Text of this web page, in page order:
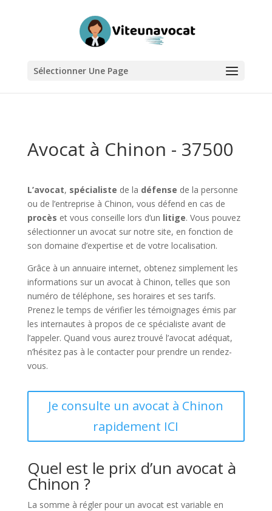
Sélectionner Une Page
Avocat à Chinon - 37500
L’avocat, spécialiste de la défense de la personne
ou de l’entreprise à Chinon, vous défend en cas de
procès et vous conseille lors d’un litige. Vous pouvez
sélectionner un avocat sur notre site, en fonction de
son domaine d’expertise et de votre localisation.
Grâce à un annuaire internet, obtenez simplement les
informations sur un avocat à Chinon, telles que son
numéro de téléphone, ses horaires et ses tarifs.
Prenez le temps de vérifier les témoignages émis par
les internautes à propos de ce spécialiste avant de
l’appeler. Quand vous aurez trouvé l’avocat adéquat,
n’hésitez pas à le contacter pour prendre un rendez-
vous.
Je consulte un avocat à Chinon
rapidement ICI
Quel est le prix d’un avocat à
Chinon ?
La somme à régler pour un avocat est variable en